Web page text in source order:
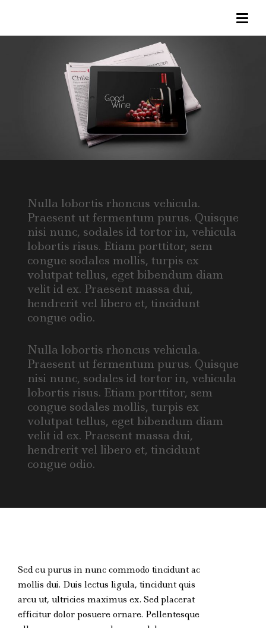
Nulla lobortis rhoncus vehicula.
Praesent ut fermentum purus. Quisque
nisi nunc, sodales id tortor in, vehicula
lobortis risus. Etiam porttitor, sem
congue sodales mollis, turpis ex
volutpat tellus, eget bibendum diam
velit id ex. Praesent massa dui,
hendrerit vel libero et, tincidunt
congue odio.
Nulla lobortis rhoncus vehicula.
Praesent ut fermentum purus. Quisque
nisi nunc, sodales id tortor in, vehicula
lobortis risus. Etiam porttitor, sem
congue sodales mollis, turpis ex
volutpat tellus, eget bibendum diam
velit id ex. Praesent massa dui,
hendrerit vel libero et, tincidunt
congue odio.
Sed eu purus in nunc commodo tincidunt ac
mollis dui. Duis lectus ligula, tincidunt quis
arcu ut, ultricies maximus ex. Sed placerat
efficitur dolor posuere ornare. Pellentesque